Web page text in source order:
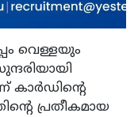
വെള്ളയും
കാർഡിന്റെ
പ്രതീകമായ